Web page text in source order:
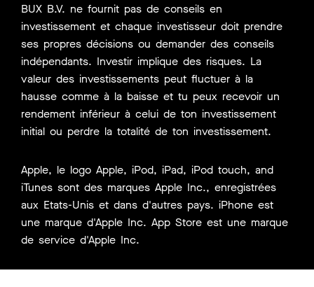
BUX B.V. ne fournit pas de conseils en
investissement et chaque investisseur doit prendre
ses propres décisions ou demander des conseils
indépendants. Investir implique des risques. La
valeur des investissements peut fluctuer à la
hausse comme à la baisse et tu peux recevoir un
rendement inférieur à celui de ton investissement
initial ou perdre la totalité de ton investissement.
Apple, le logo Apple, iPod, iPad, iPod touch, and
iTunes sont des marques Apple Inc., enregistrées
aux Etats-Unis et dans d'autres pays. iPhone est
une marque d'Apple Inc. App Store est une marque
de service d'Apple Inc.